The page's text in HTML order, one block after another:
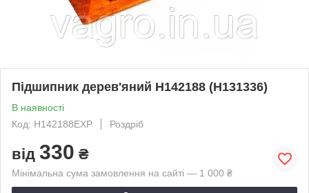
Підшипник дерев'яний H142188 (H131336)
В наявності
Код: H142188EXP
Роздріб
від 330 ₴
Мінімальна сума замовлення на сайті — 1 000 ₴